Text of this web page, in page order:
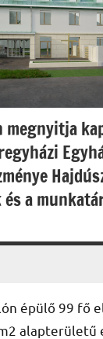
megnyitja
a
épülő 99 fő
alapterületű